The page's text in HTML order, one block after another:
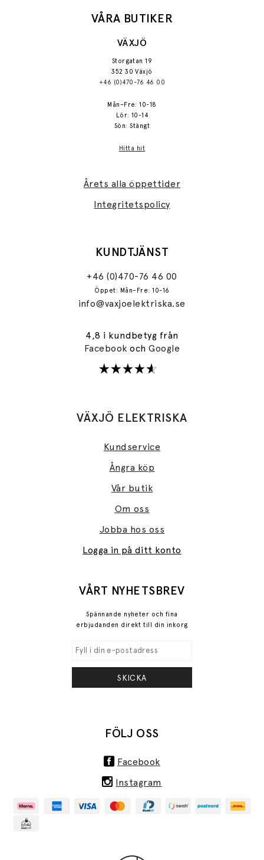
VÅRA BUTIKER
VÄXJÖ
Storgatan 19
352 30 Växjö
+46 (0)470-76 46 00
Mån–Fre: 10-18
Lör: 10-14
Sön: Stängt
Hitta hit
Årets alla öppettider
Integritetspolicy
KUNDTJÄNST
+46 (0)470-76 46 00
Öppet: Mån–Fre: 10-16
info@vaxjoelektriska.se
4,8 i kundbetyg från
FacebookochGoogle
VÄXJÖ ELEKTRISKA
Kundservice
Ångra köp
Vår butik
Om oss
Jobba hos oss
Logga in på ditt konto
VÅRT NYHETSBREV
Spännande nyheter och fina
erbjudanden direkt till din inkorg
SKICKA
FÖLJ OSS
Facebook
Instagram